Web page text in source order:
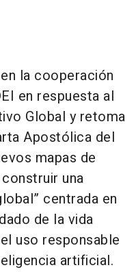
la cooperación
en respuesta al
Global y retoma
Apostólica del
mapas de
una
centrada en
de la vida
uso responsable
artificial.